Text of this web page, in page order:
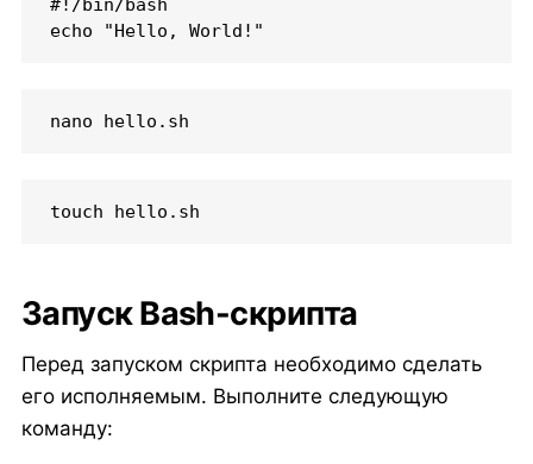
#!/bin/bash
echo "Hello, World!"
nano hello.sh
touch hello.sh
Запуск Bash-скрипта
Перед запуском скрипта необходимо сделать
его исполняемым. Выполните следующую
команду: